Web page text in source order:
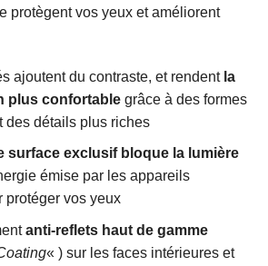
protègent vos yeux et améliorent
ajoutent du contraste, et rendentla
plus confortablegrâce à des formes
des détails plus riches
surface exclusif bloque la lumière
émise par les appareils
protéger vos yeux
anti-reflets haut de gamme
« ) sur les faces intérieures et